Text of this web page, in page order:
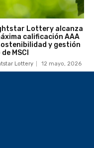
Lottery alcanza
calificación AAA
y gestión
de MSCI
Lottery 12 mayo, 2026